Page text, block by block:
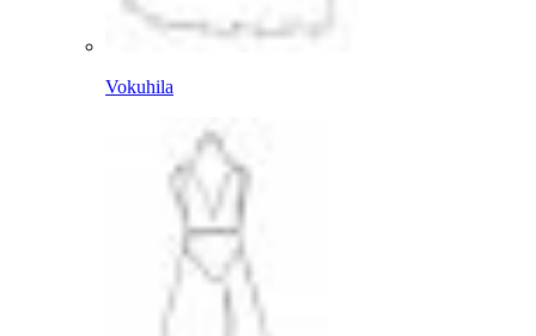
Vokuhila